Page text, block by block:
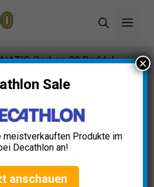
Carbon 80 Paddel
Sale
meistverkauften Produkte im
Decathlon an!
anschauen
×